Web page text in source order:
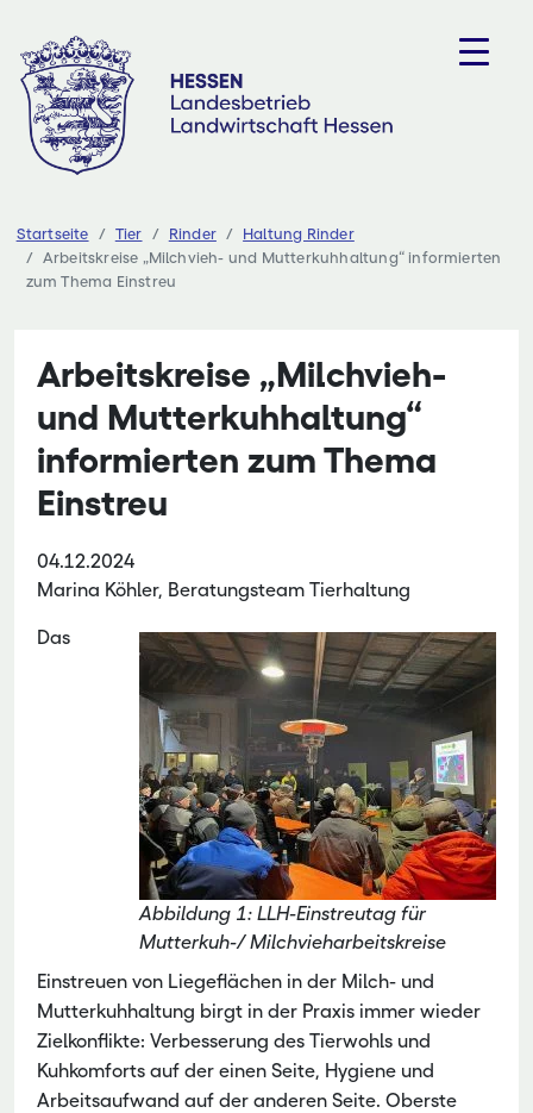
Inhalt
springen
Startseite Tier Rinder
Haltung Rinder
Arbeitskreise „Milchvieh- und Mutterkuhhaltung“ informierten
zum Thema Einstreu
Arbeitskreise „Milchvieh-
und Mutterkuhhaltung“
informierten zum Thema
Einstreu
04.12.2024
Marina Köhler, Beratungsteam Tierhaltung
Abbildung 1: LLH-Einstreutag für
Mutterkuh-/ Milchvieharbeitskreise
Das
Einstreuen von Liegeflächen in der Milch- und
Mutterkuhhaltung birgt in der Praxis immer wieder
Zielkonflikte: Verbesserung des Tierwohls und
Kuhkomforts auf der einen Seite, Hygiene und
Arbeitsaufwand auf der anderen Seite. Oberste